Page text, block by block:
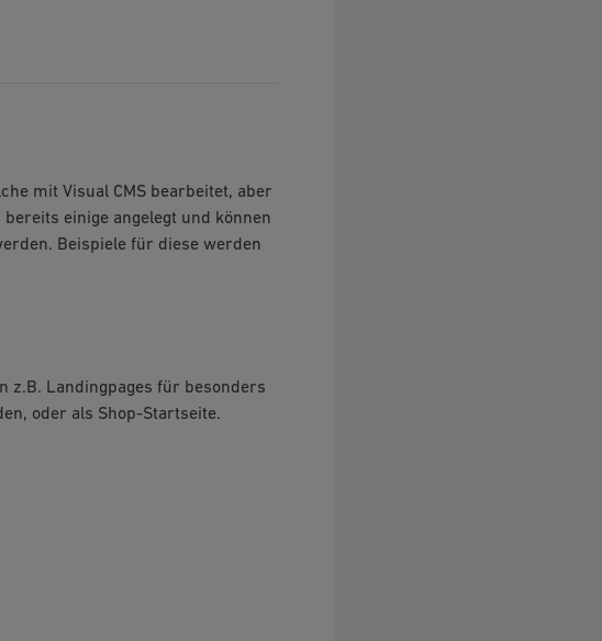
mit Visual CMS bearbeitet, aber
einige angelegt und können
Beispiele für diese werden
z.B. Landingpages für besonders
oder als Shop-Startseite.